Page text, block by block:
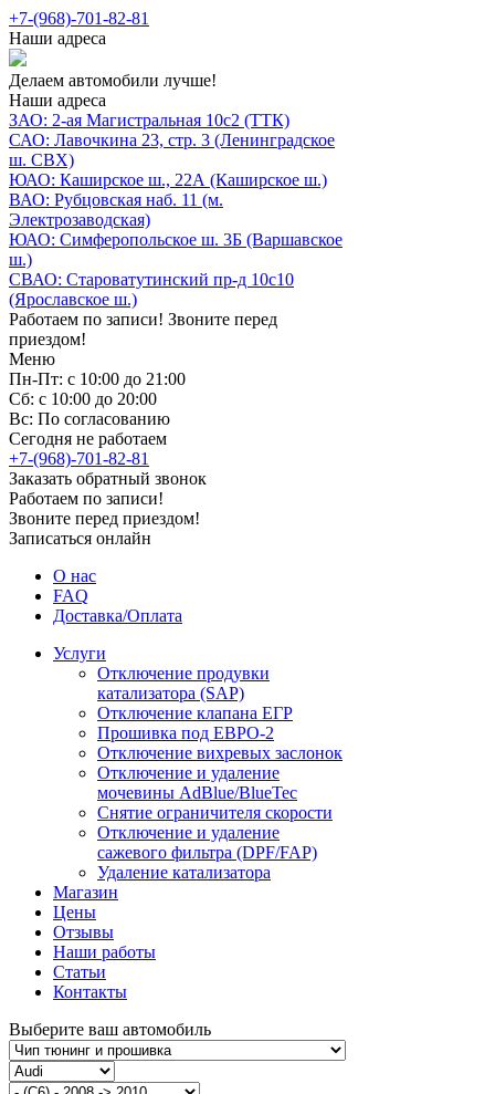
+7-(968)-701-82-81
Наши адреса
Делаем автомобили лучше!
Наши адреса
ЗАО: 2-ая Магистральная 10с2 (ТТК)
САО: Лавочкина 23, стр. 3 (Ленинградское
ш. СВХ)
ЮАО: Каширское ш., 22А (Каширское ш.)
ВАО: Рубцовская наб. 11 (м.
Электрозаводская)
ЮАО: Симферопольское ш. 3Б (Варшавское
ш.)
СВАО: Староватутинский пр-д 10с10
(Ярославское ш.)
Работаем по записи! Звоните перед
приездом!
Меню
Пн-Пт: с 10:00 до 21:00
Сб: с 10:00 до 20:00
Вс: По согласованию
Сегодня не работаем
+7-(968)-701-82-81
Заказать обратный звонок
Работаем по записи!
Звоните перед приездом!
Записаться онлайн
О нас
FAQ
Доставка/Оплата
Услуги
Отключение продувки
катализатора (SAP)
Отключение клапана ЕГР
Прошивка под ЕВРО-2
Отключение вихревых заслонок
Отключение и удаление
мочевины AdBlue/BlueTec
Снятие ограничителя скорости
Отключение и удаление
сажевого фильтра (DPF/FAP)
Удаление катализатора
Магазин
Цены
Отзывы
Наши работы
Статьи
Контакты
Выберите ваш автомобиль